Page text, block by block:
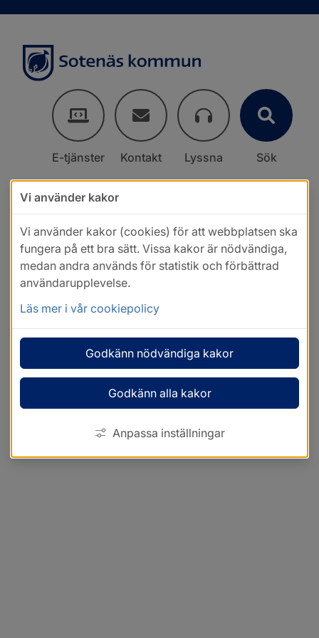
E-tjänster Kontakt Lyssna Sök
Vi använder kakor
Vi använder kakor (cookies) för att webbplatsen ska
fungera på ett bra sätt. Vissa kakor är nödvändiga,
medan andra används för statistik och förbättrad
användarupplevelse.
Läs mer i vår cookiepolicy
Godkänn nödvändiga kakor
Godkänn alla kakor
Anpassa inställningar